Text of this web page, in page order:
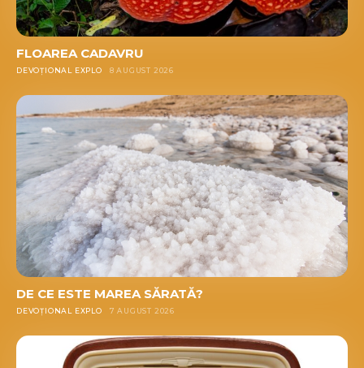
FLOAREA CADAVRU
DEVOȚIONAL EXPLO 8 AUGUST 2026
DE CE ESTE MAREA SĂRATĂ?
DEVOȚIONAL EXPLO 7 AUGUST 2026